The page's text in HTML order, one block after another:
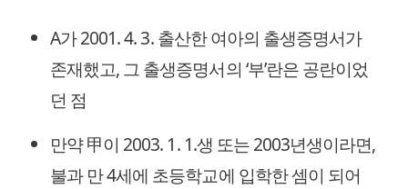
A가 2001. 4. 3. 출산한 여아의 출생증명서가
존재했고, 그 출생증명서의 ‘부’란은 공란이었
던 점
만약 甲이 2003. 1. 1.생 또는 2003년생이라면,
불과 만 4세에 초등학교에 입학한 셈이 되어